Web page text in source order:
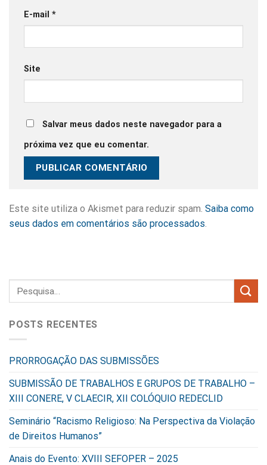
E-mail *
Site
Salvar meus dados neste navegador para a
próxima vez que eu comentar.
Este site utiliza o Akismet para reduzir spam. Saiba como
seus dados em comentários são processados.
POSTS RECENTES
PRORROGAÇÃO DAS SUBMISSÕES
SUBMISSÃO DE TRABALHOS E GRUPOS DE TRABALHO –
XIII CONERE, V CLAECIR, XII COLÓQUIO REDECLID
Seminário “Racismo Religioso: Na Perspectiva da Violação
de Direitos Humanos”
Anais do Evento: XVIII SEFOPER – 2025